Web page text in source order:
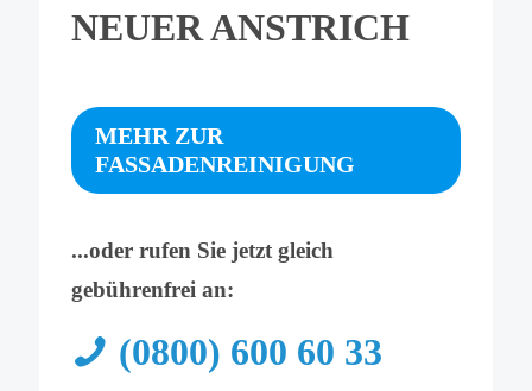
NEUER ANSTRICH
MEHR ZUR
FASSADENREINIGUNG
...oder rufen Sie jetzt gleich
gebührenfrei an:
(0800) 600 60 33